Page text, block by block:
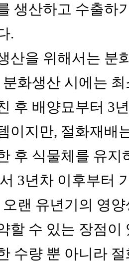
생산하고 수출하
.
산을 위해서는 분
화생산 시에는
후 배양묘부터 3
이지만, 절화재배
후 식물체를 유
3년차 이후부터
랜 유년기의 영
할 수 있는 장점이
수량 뿐 아니라